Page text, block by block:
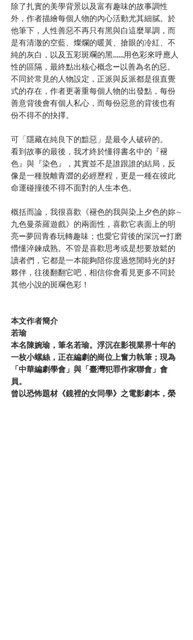
除了扎實的美學背景以及富有趣味的故事調性
外，作者描繪每個人物的內心活動尤其細膩。於
他筆下，人性善惡不再只有黑與白這麼單調，而
是有清澈的空藍、燦爛的暖黃、搶眼的冷紅、不
純的灰白，以及五彩斑斕的黑……用色彩來呼應人
性的區隔，最終點出核心概念—以善為名的惡。
不同於常見的人物設定，正派與反派都是很直覺
式的存在，作者更著重每個人物的出發點，每份
善意背後會有個人私心，而每份惡意的背後也有
份不得不的抉擇。
可「隱藏在純良下的黯惡」是最令人破碎的。
看到故事的最後，我才終於懂得書名中的『褪
色』與『染色』，其實並不是誰跟誰的結局，反
像是一種脫離青澀的必經歷程，更是一種在彼此
命運碰撞後不得不面對的人生本色。
概括而論，我很喜歡《褪色的我與染上夕色的妳∼
九色曼荼羅遊戲》的兩面性，喜歡它表面上的明
亮—夢回青春玩轉趣味；也愛它背後的深沉—打磨
懵懂淬鍊成熟。不管是喜歡思考或是想要放鬆的
讀者們，它都是一本能夠陪你度過悠閒時光的好
夥伴，往後翻翻它吧，相信你會看見更多不同於
其他小說的斑斕色彩！
本文作者簡介
若瑜
本名陳婉瑜，筆名若瑜。浮沉在影視業界十年的
一枚小螺絲，正在編劇的崗位上奮力執筆；現為
「中華編劇學會」與「臺灣犯罪作家聯會」會
員。
曾以恐怖題材《鏡裡的女同學》之電影劇本，榮